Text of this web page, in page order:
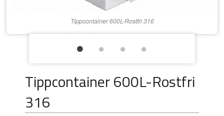
Tippcontainer 600L-Rostfri 316
Tippcontainer 600L-Rostfri
316